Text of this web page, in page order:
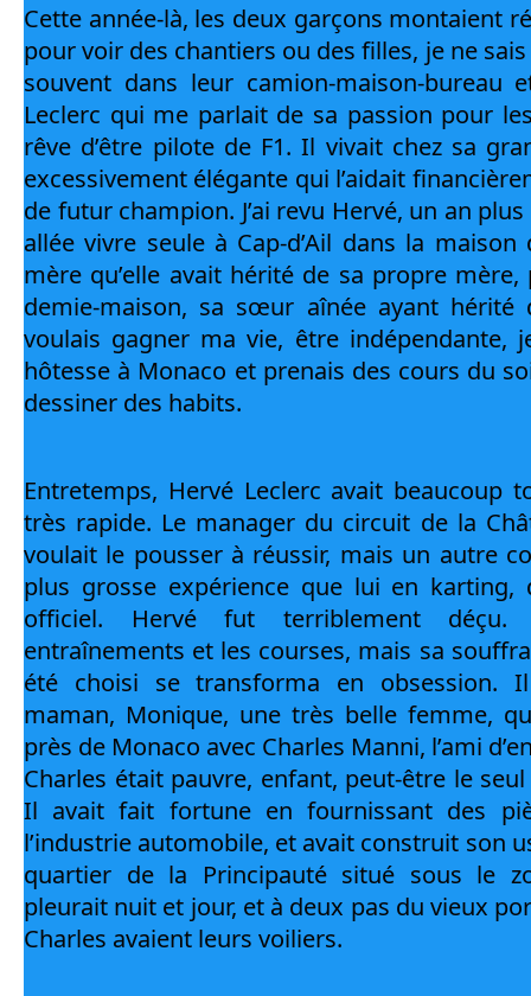
Cette année-là, les deux garçons montaient
pour voir des chantiers ou des filles, je ne
souvent dans leur camion-maison-bureau
Leclerc qui me parlait de sa passion pour
rêve d’être pilote de F1. Il vivait chez sa
excessivement élégante qui l’aidait
de futur champion. J’ai revu Hervé, un an
allée vivre seule à Cap-d’Ail dans la
mère qu’elle avait hérité de sa propre
demie-maison, sa sœur aînée ayant hérité
voulais gagner ma vie, être indépendante,
hôtesse à Monaco et prenais des cours du
dessiner des habits.
Entretemps, Hervé Leclerc avait beaucoup
très rapide. Le manager du circuit de la
voulait le pousser à réussir, mais un autre
plus grosse expérience que lui en karting,
officiel. Hervé fut terriblement
entraînements et les courses, mais sa
été choisi se transforma en obsession. Il
maman, Monique, une très belle femme,
près de Monaco avec Charles Manni, l’ami
Charles était pauvre, enfant, peut-être le
Il avait fait fortune en fournissant des
l’industrie automobile, et avait construit son
quartier de la Principauté situé sous le
pleurait nuit et jour, et à deux pas du vieux
Charles avaient leurs voiliers.